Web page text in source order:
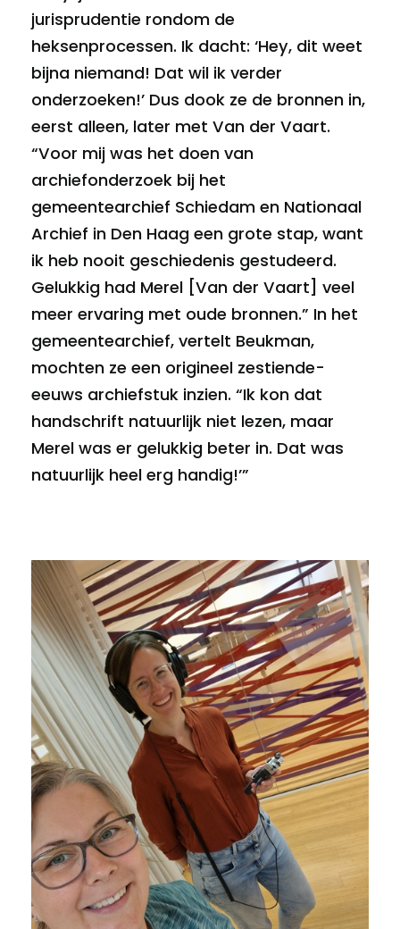
jurisprudentie rondom de
heksenprocessen. Ik dacht: ‘Hey, dit weet
bijna niemand! Dat wil ik verder
onderzoeken!’ Dus dook ze de bronnen in,
eerst alleen, later met Van der Vaart.
“Voor mij was het doen van
archiefonderzoek bij het
gemeentearchief Schiedam en Nationaal
Archief in Den Haag een grote stap, want
ik heb nooit geschiedenis gestudeerd.
Gelukkig had Merel [Van der Vaart] veel
meer ervaring met oude bronnen.” In het
gemeentearchief, vertelt Beukman,
mochten ze een origineel zestiende-
eeuws archiefstuk inzien. “Ik kon dat
handschrift natuurlijk niet lezen, maar
Merel was er gelukkig beter in. Dat was
natuurlijk heel erg handig!’”